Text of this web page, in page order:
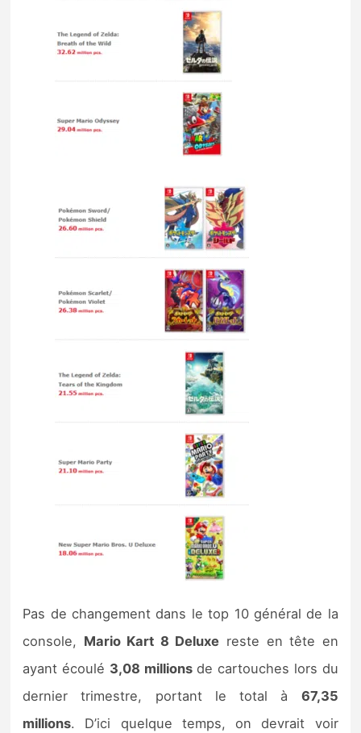
Pas de changement dans le top 10 général de la
console, Mario Kart 8 Deluxe reste en tête en
ayant écoulé 3,08 millionsde cartouches lors du
dernier trimestre, portant le total à 67,35
millions. D’ici quelque temps, on devrait voir